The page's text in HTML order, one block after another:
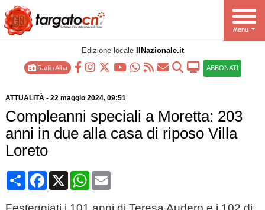
Edizione locale IlNazionale.it
Radio Alba ABBONATI
ATTUALITÀ- 22 maggio 2024, 09:51
Compleanni speciali a Moretta: 203
anni in due alla casa di riposo Villa
Loreto
CondividiFacebook
X WhatsApp
Email